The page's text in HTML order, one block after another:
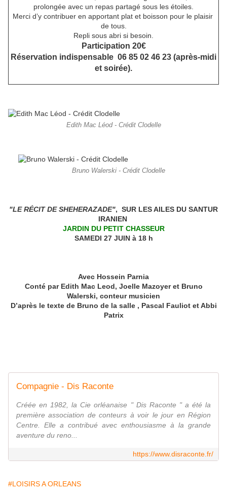
prolongée avec un repas partagé sous les étoiles.
Merci d’y contribuer en apportant plat et boisson pour le plaisir
de tous.
Repli sous abri si besoin.
Participation 20€
Réservation indispensable 06 85 02 46 23 (après-midi
et soirée).
Edith Mac Léod - Crédit Clodelle
Bruno Walerski - Crédit Clodelle
"LE RÉCIT DE SHEHERAZADE", SUR LES AILES DU SANTUR
IRANIEN
JARDIN DU PETIT CHASSEUR
SAMEDI 27 JUIN à 18 h
Avec Hossein Parnia
Conté par Edith Mac Leod, Joelle Mazoyer et Bruno
Walerski, conteur musicien
D’après le texte de Bruno de la salle , Pascal Fauliot et Abbi
Patrix
Compagnie - Dis Raconte
Créée en 1982, la Cie orléanaise " Dis Raconte " a été la
première association de conteurs à voir le jour en Région
Centre. Elle a contribué avec enthousiasme à la grande
aventure du reno...
https://www.disraconte.fr/
#LOISIRS A ORLEANS